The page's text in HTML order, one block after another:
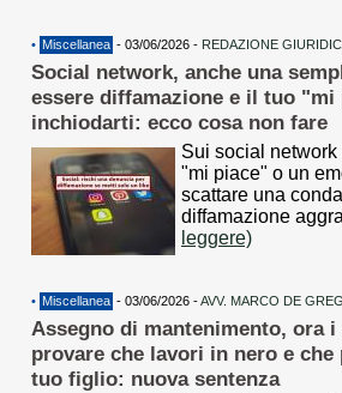
• Miscellanea - 03/06/2026 - REDAZIONE
Social network, anche una
essere diffamazione e il tuo "mi
inchiodarti: ecco cosa non fare
Sui social
"mi piace" o un
scattare una
diffamazione
leggere)
• Miscellanea - 03/06/2026 -AVV. MARCO DE
Assegno di mantenimento, ora
provare che lavori in nero e che
tuo figlio: nuova sentenza